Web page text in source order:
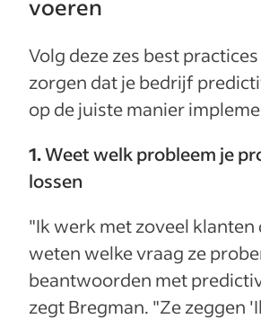
voeren
Volg deze zes best
zorgen dat je bedrijf
op de juiste manier
1.Weet welk probleem je
lossen
"Ik werk met zoveel klanten
weten welke vraag ze
beantwoorden met
zegt Bregman. "Ze zeggen